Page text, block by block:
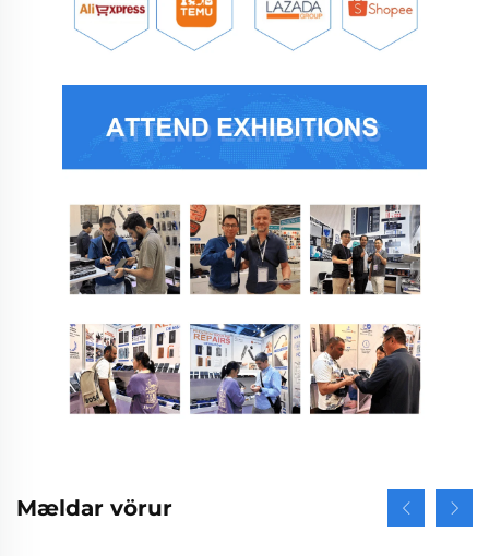
Mældar vörur